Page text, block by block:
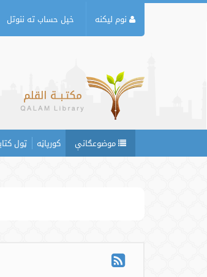
نوم لیکنه خپل حساب ته ننوتل
موضوعګانې کورپاڼه ټول